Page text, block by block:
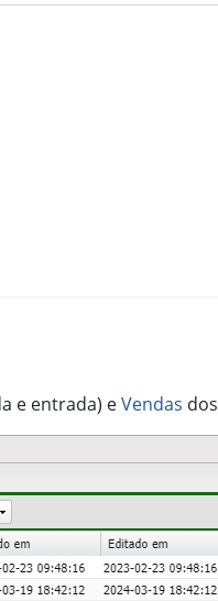
e entrada) eVendas dos